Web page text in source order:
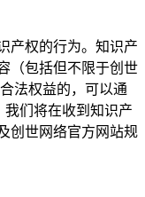
产权的行为。知识产
（包括但不限于创世
法权益的，可以通
我们将在收到知识产
创世网络官方网站规